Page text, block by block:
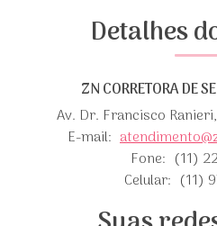
Detalhes
ZN CORRETORA DE
Av. Dr. Francisco
E-mail:
Fone: (11)
Celular: (11)